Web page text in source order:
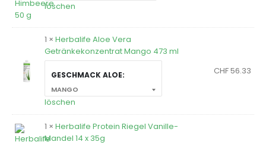
löschen
1 × Herbalife Aloe Vera
Getränkekonzentrat Mango 473 ml
GESCHMACK ALOE
löschen
CHF56.33
1 × Herbalife Protein Riegel Vanille-
Mandel 14 x 35g